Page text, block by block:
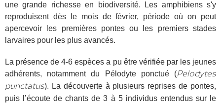
une grande richesse en biodiversité. Les amphibiens s'y
reproduisent dès le mois de février, période où on peut
apercevoir les premières pontes ou les premiers stades
larvaires pour les plus avancés.
La présence de 4-6 espèces a pu être vérifiée par les jeunes
adhérents, notamment du Pélodyte ponctué (Pelodytes
punctatus). La découverte à plusieurs reprises de pontes,
puis l’écoute de chants de 3 à 5 individus entendus sur le